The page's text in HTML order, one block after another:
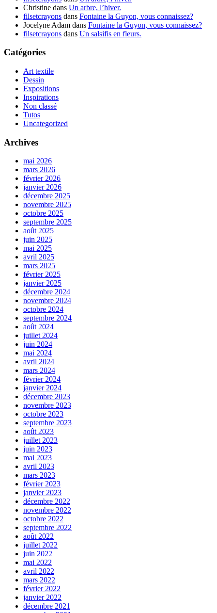
Christine dans Un arbre, l’hiver.
filsetcrayons dans Fontaine la Guyon, vous connaissez?
Jocelyne Adam dans Fontaine la Guyon, vous connaissez?
filsetcrayons dans Un salsifis en fleurs.
Catégories
Art textile
Dessin
Expositions
Inspirations
Non classé
Tutos
Uncategorized
Archives
mai 2026
mars 2026
février 2026
janvier 2026
décembre 2025
novembre 2025
octobre 2025
septembre 2025
août 2025
juin 2025
mai 2025
avril 2025
mars 2025
février 2025
janvier 2025
décembre 2024
novembre 2024
octobre 2024
septembre 2024
août 2024
juillet 2024
juin 2024
mai 2024
avril 2024
mars 2024
février 2024
janvier 2024
décembre 2023
novembre 2023
octobre 2023
septembre 2023
août 2023
juillet 2023
juin 2023
mai 2023
avril 2023
mars 2023
février 2023
janvier 2023
décembre 2022
novembre 2022
octobre 2022
septembre 2022
août 2022
juillet 2022
juin 2022
mai 2022
avril 2022
mars 2022
février 2022
janvier 2022
décembre 2021